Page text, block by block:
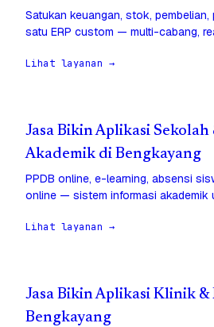
Satukan keuangan, stok, pembelian,
satu ERP custom — multi-cabang,
Lihat layanan →
Jasa Bikin Aplikasi Sekolah
Akademik di Bengkayang
PPDB online, e-learning, absensi
online — sistem informasi akademik
Lihat layanan →
Jasa Bikin Aplikasi Klinik &
Bengkayang